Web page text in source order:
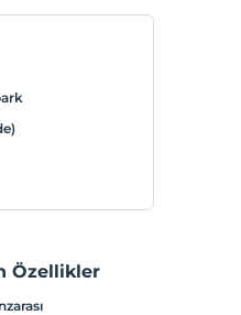
Özellikler